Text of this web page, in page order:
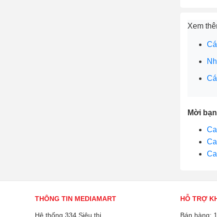
Xem
Mời
THÔNG TIN MEDIAMART
Hệ thống 334 Siêu thị
HỖ TRỢ
Bán hàng: